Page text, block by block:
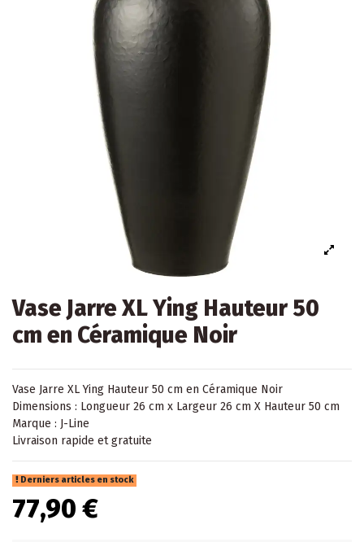
Vase Jarre XL Ying Hauteur 50
cm en Céramique Noir
Vase Jarre XL Ying Hauteur 50 cm en Céramique Noir
Dimensions : Longueur 26 cm x Largeur 26 cm X Hauteur 50 cm
Marque : J-Line
Livraison rapide et gratuite
Derniers articles en stock
77,90 €